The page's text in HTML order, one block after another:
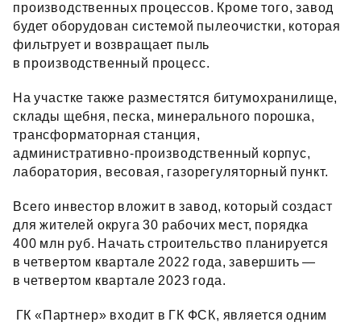
производственных процессов. Кроме того, завод
будет оборудован системой пылеочистки, которая
фильтрует и возвращает пыль
в производственный процесс.
На участке также разместятся битумохранилище,
склады щебня, песка, минерального порошка,
трансформаторная станция,
административно‑производственный корпус,
лаборатория, весовая, газорегуляторный пункт.
Всего инвестор вложит в завод, который создаст
для жителей округа 30 рабочих мест, порядка
400 млн руб. Начать строительство планируется
в четвертом квартале 2022 года, завершить —
в четвертом квартале 2023 года.
ГК «Партнер» входит в ГК ФСК, является одним